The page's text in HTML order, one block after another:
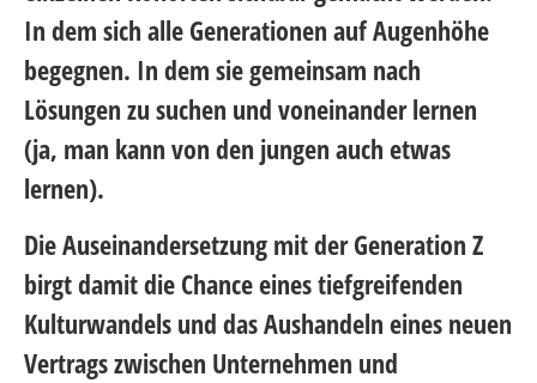
In dem sich alle Generationen auf Augenhöhe
begegnen. In dem sie gemeinsam nach
Lösungen zu suchen und voneinander lernen
(ja, man kann von den jungen auch etwas
lernen).
Die Auseinandersetzung mit der Generation Z
birgt damit die Chance eines tiefgreifenden
Kulturwandels und das Aushandeln eines neuen
Vertrags zwischen Unternehmen und